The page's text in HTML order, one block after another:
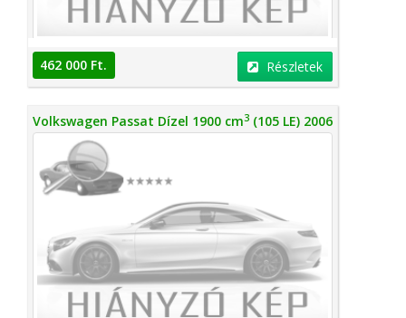
462 000 Ft. Részletek
Volkswagen Passat Dízel 1900 cm3 (105 LE) 2006